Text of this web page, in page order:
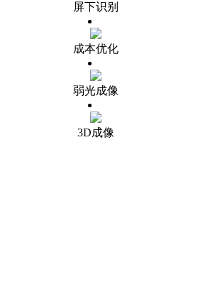
屏下识别
成本优化
弱光成像
3D成像